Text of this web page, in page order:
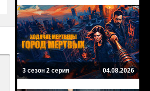
3 сезон 2 серия 04.08.2026